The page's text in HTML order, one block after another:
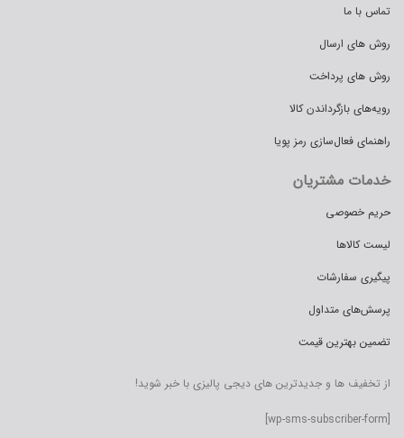
تماس با ما
روش های ارسال
روش های پرداخت
رویه‌های بازگرداندن کالا
راهنمای فعال‌سازی رمز پویا
خدمات مشتریان
حریم خصوصی
لیست کالاها
پیگیری سفارشات
پرسش‌های متداول
تضمین بهترین قیمت
از تخفیف ها و جدیدترین های دیجی پالیزی با خبر شوید!
[wp-sms-subscriber-form]